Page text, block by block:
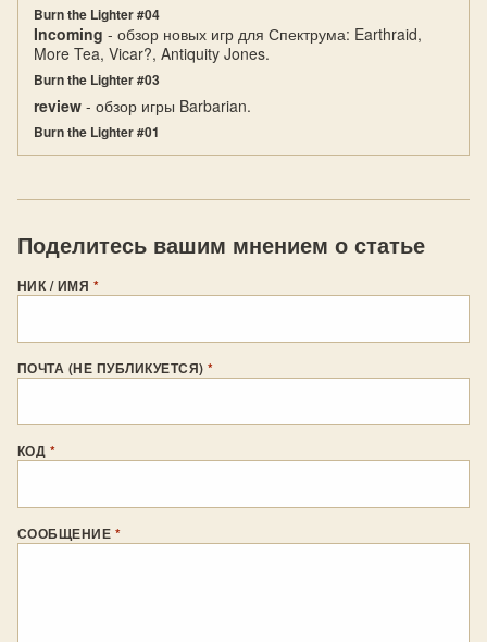
Burn the Lighter #04
Incoming - обзор новых игр для Спектрума: Earthraid,
More Tea, Vicar?, Antiquity Jones.
Burn the Lighter #03
review - обзор игры Barbarian.
Burn the Lighter #01
Поделитесь вашим мнением о статье
НИК / ИМЯ *
ПОЧТА (НЕ ПУБЛИКУЕТСЯ)*
КОД *
СООБЩЕНИЕ *